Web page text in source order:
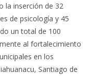
la inserción de 32
de psicología y 45
un total de 100
al fortalecimiento
en los
Santiago de